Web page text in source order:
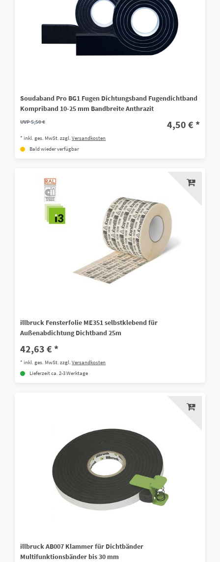
Soudaband Pro BG1 Fugen Dichtungsband Fugendichtband
Kompriband 10-25 mm Bandbreite Anthrazit
UVP 5,50 € 4,50 € *
*inkl. ges. MwSt. zzgl.Versandkosten
Bald wieder verfügbar
illbruck Fensterfolie ME351 selbstklebend für
Außenabdichtung Dichtband 25m
42,63 € *
*inkl. ges. MwSt. zzgl.Versandkosten
Lieferzeit ca. 2-3 Werktage
illbruck AB007 Klammer für Dichtbänder
Multifunktionsbänder bis 30 mm